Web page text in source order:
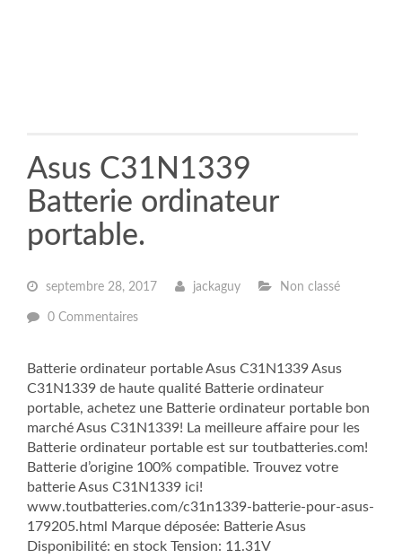
Asus C31N1339
Batterie ordinateur
portable.
septembre 28, 2017 jackaguy Non classé
0 Commentaires
Batterie ordinateur portable Asus C31N1339 Asus
C31N1339 de haute qualité Batterie ordinateur
portable, achetez une Batterie ordinateur portable bon
marché Asus C31N1339! La meilleure affaire pour les
Batterie ordinateur portable est sur toutbatteries.com!
Batterie d’origine 100% compatible. Trouvez votre
batterie Asus C31N1339 ici!
www.toutbatteries.com/c31n1339-batterie-pour-asus-
179205.html Marque déposée: Batterie Asus
Disponibilité: en stock Tension: 11.31V